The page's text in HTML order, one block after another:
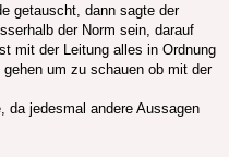
getauscht, dann sagte der
der Norm sein, darauf
mit der Leitung alles in Ordnung
um zu schauen ob mit der
da jedesmal andere Aussagen